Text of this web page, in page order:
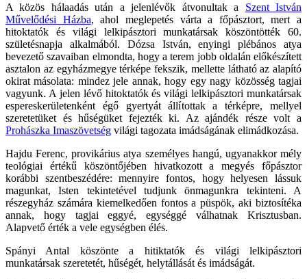
A közös hálaadás után a jelenlévők átvonultak a Szent István
Művelődési Házba, ahol meglepetés várta a főpásztort, mert a
hitoktatók és világi lelkipásztori munkatársak köszöntötték 60.
születésnapja alkalmából. Dózsa István, enyingi plébános atya
bevezető szavaiban elmondta, hogy a terem jobb oldalán előkészített
asztalon az egyházmegye térképe fekszik, mellette látható az alapító
okirat másolata: mindez jele annak, hogy egy nagy közösség tagjai
vagyunk. A jelen lévő hitoktatók és világi lelkipásztori munkatársak
espereskerületenként égő gyertyát állítottak a térképre, mellyel
szeretetüket és hűségüket fejezték ki. Az ajándék része volt a
Prohászka Imaszövetség világi tagozata imádságának elimádkozása.
Hajdu Ferenc, provikárius atya személyes hangú, ugyanakkor mély
teológiai értékű köszöntőjében hivatkozott a megyés főpásztor
korábbi szentbeszédére: mennyire fontos, hogy helyesen lássuk
magunkat, Isten tekintetével tudjunk önmagunkra tekinteni. A
részegyház számára kiemelkedően fontos a püspök, aki biztosítéka
annak, hogy tagjai eggyé, egységgé válhatnak Krisztusban.
Alapvető érték a vele egységben élés.
Spányi Antal köszönte a hitiktatók és világi lelkipásztori
munkatársak szeretetét, hűségét, helytállását és imádságát.